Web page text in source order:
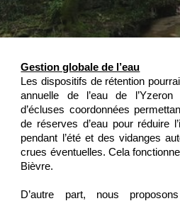
Gestion globale de l’eau
Lesdispositifs de rétention
annuelle de l’eau de
d’écluses coordonnées
de réserves d’eau pour réduire
pendant l’été et des vidanges
crues éventuelles. Cela
Bièvre.
D’autre part, nous